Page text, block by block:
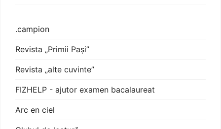
.campion
Revista „Primii Pași”
Revista „alte cuvinte”
FIZHELP - ajutor examen bacalaureat
Arc en ciel